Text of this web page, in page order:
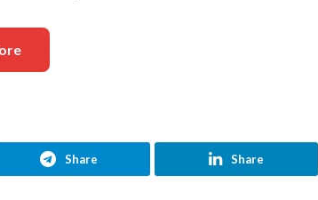
Share Share